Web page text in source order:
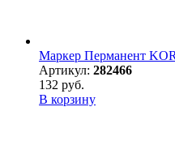
Маркер Перманент
Артикул: 282466
132 руб.
В корзину